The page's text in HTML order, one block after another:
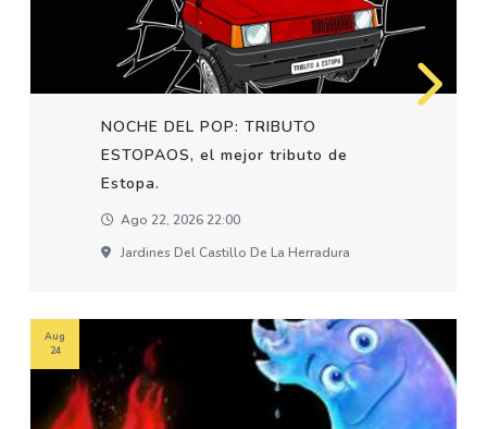
NOCHE DEL POP: TRIBUTO
ESTOPAOS, el mejor tributo de
Estopa.
Ago 22, 2026 22:00
Jardines Del Castillo De La Herradura
Aug
24